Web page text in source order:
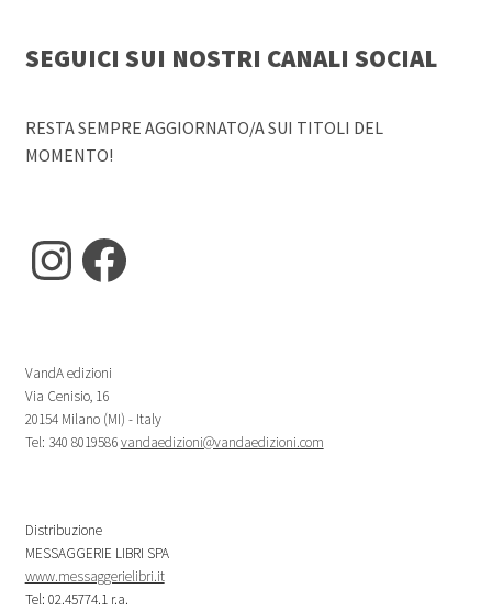
SEGUICI SUI NOSTRI CANALI SOCIAL
RESTA SEMPRE AGGIORNATO/A SUI TITOLI DEL
MOMENTO!
Instagram
Facebook
VandA edizioni
Via Cenisio, 16
20154 Milano (MI) - Italy
Tel: 340 8019586vandaedizioni@vandaedizioni.com
Distribuzione
MESSAGGERIE LIBRI SPA
www.messaggerielibri.it
Tel: 02.45774.1 r.a.